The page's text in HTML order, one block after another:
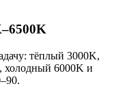
тёплый 3000K,
холодный 6000K и